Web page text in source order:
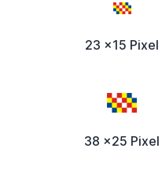
23 x15 Pixel
38 x25 Pixel